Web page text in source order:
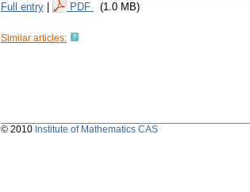
Full entry
PDF (1.0 MB)
Similar articles:
© 2010 Institute of Mathematics CAS